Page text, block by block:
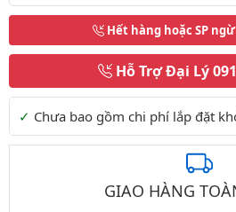
Hết hàng hoặc SP
Hỗ Trợ Đại Lý
Thông tin
Chưa bao gồm chi phí lắp đặt
GIAO HÀNG